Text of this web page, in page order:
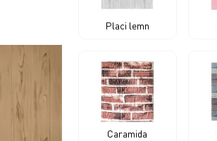
Placi lemn
Caramida